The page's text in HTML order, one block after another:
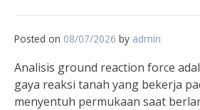
Posted on 08/07/2026 by admin
Analisis ground reaction force
gaya reaksi tanah yang bekerja
menyentuh permukaan saat